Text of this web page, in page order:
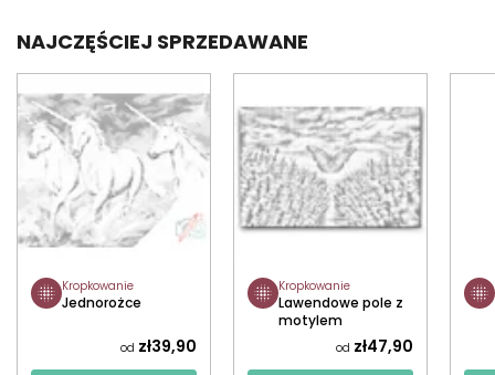
NAJCZĘŚCIEJ SPRZEDAWANE
Kropkowanie
Jednorożce
od zł39,90
Kropkowanie
Lawendowe pole z
motylem
od zł47,90